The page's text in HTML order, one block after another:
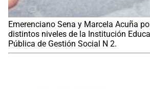
Emerenciano Sena y Marcela Acuña
distintos niveles de la Institución
Pública de Gestión Social N 2.